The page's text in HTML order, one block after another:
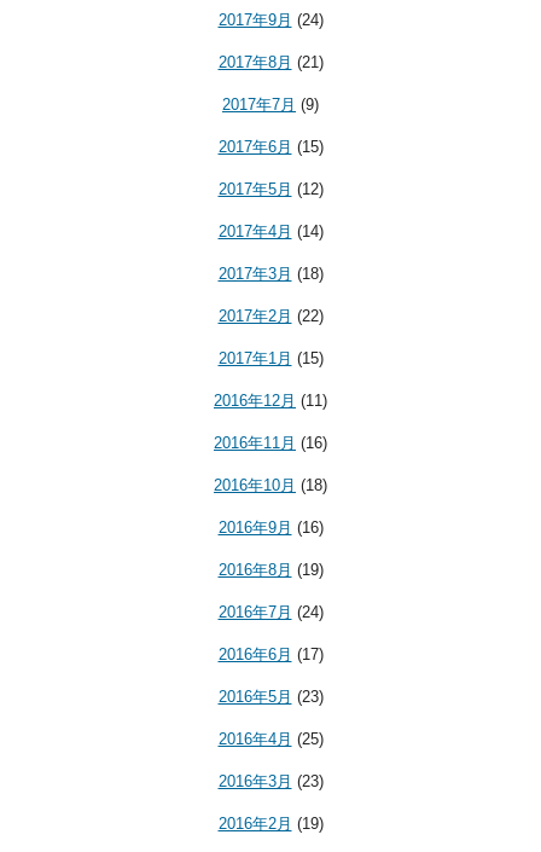
2017年9月 (24)
2017年8月 (21)
2017年7月 (9)
2017年6月 (15)
2017年5月 (12)
2017年4月 (14)
2017年3月 (18)
2017年2月 (22)
2017年1月 (15)
2016年12月 (11)
2016年11月 (16)
2016年10月 (18)
2016年9月 (16)
2016年8月 (19)
2016年7月 (24)
2016年6月 (17)
2016年5月 (23)
2016年4月 (25)
2016年3月 (23)
2016年2月 (19)